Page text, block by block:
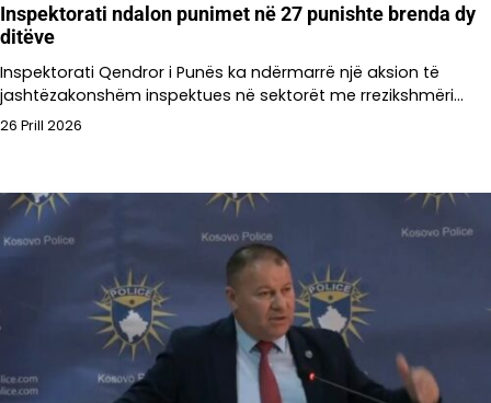
Inspektorati ndalon punimet në 27 punishte brenda dy
ditëve
Inspektorati Qendror i Punës ka ndërmarrë një aksion të
jashtëzakonshëm inspektues në sektorët me rrezikshmëri…
26 Prill 2026